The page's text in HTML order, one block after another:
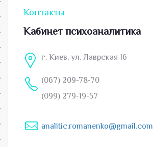
Контакты
Кабинет психоаналитика
г. Киев, ул. Лаврская 16
(067) 209-78-70
(099) 279-19-57
analitic.romanenko@gmail.com